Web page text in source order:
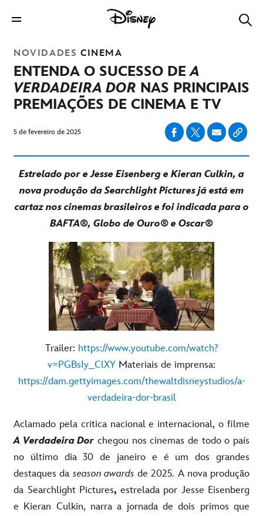
NOVIDADES CINEMA
ENTENDA O SUCESSO DEA
VERDADEIRA DOR NAS PRINCIPAIS
PREMIAÇÕES DE CINEMA E TV
5 de fevereiro de 2025
Estrelado por e Jesse Eisenberg e Kieran Culkin, a
nova produção da Searchlight Pictures já está em
cartaz nos cinemas brasileiros e foi indicada para o
BAFTA®, Globo de Ouro® e Oscar®
Trailer: https://www.youtube.com/watch?
v=PGBsIy_ClXY Materiais de imprensa:
https://dam.gettyimages.com/thewaltdisneystudios/a-
verdadeira-dor-brasil
Aclamado pela crítica nacional e internacional, o filme
A Verdadeira Dor chegou nos cinemas de todo o país
no último dia 30 de janeiro e é um dos grandes
destaques daseason awards de 2025. A nova produção
da Searchlight Pictures, estrelada por Jesse Eisenberg
e Kieran Culkin, narra a jornada de dois primos que